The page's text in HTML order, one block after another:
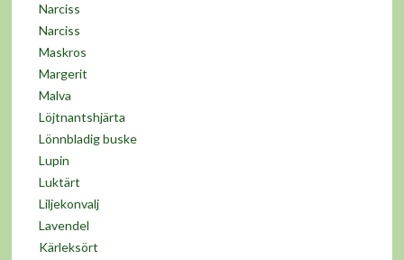
Narciss
Narciss
Maskros
Margerit
Malva
Löjtnantshjärta
Lönnbladig buske
Lupin
Luktärt
Liljekonvalj
Lavendel
Kärleksört